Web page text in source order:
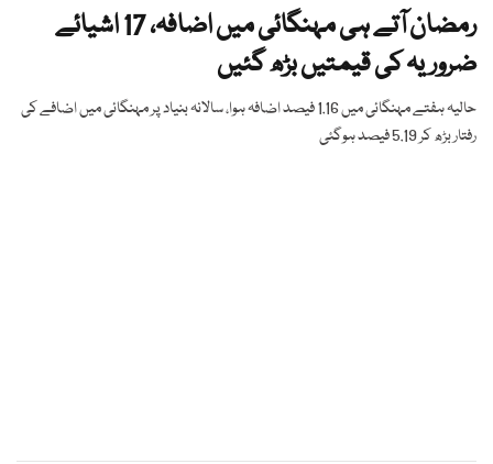
رمضان آتے ہی مہنگائی میں اضافہ، 17 اشیائے
ضروریہ کی قیمتیں بڑھ گئیں
حالیہ ہفتے مہنگائی میں 1.16 فیصد اضافہ ہوا، سالانہ بنیاد پر مہنگائی میں اضافے کی
رفتار بڑھ کر 5.19 فیصد ہوگئی